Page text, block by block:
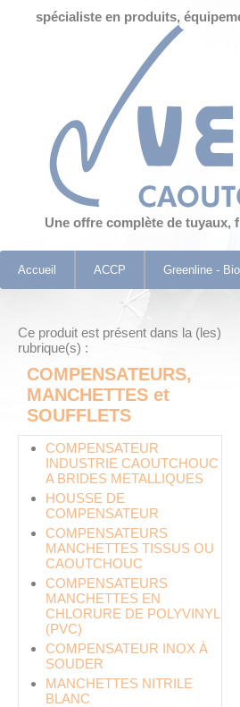
spécialiste en produits,
Une offre complète de tuyaux,
Accueil ACCP Greenline -
Ce produit est présent dans la (les)
rubrique(s) :
COMPENSATEURS,
MANCHETTES et
SOUFFLETS
COMPENSATEUR
INDUSTRIE CAOUTCHOUC
A BRIDES METALLIQUES
HOUSSE DE
COMPENSATEUR
COMPENSATEURS
MANCHETTES TISSUS OU
CAOUTCHOUC
COMPENSATEURS
MANCHETTES EN
CHLORURE DE POLYVINYL
(PVC)
COMPENSATEUR INOX À
SOUDER
MANCHETTES NITRILE
BLANC
Panneau de gestion des cookies